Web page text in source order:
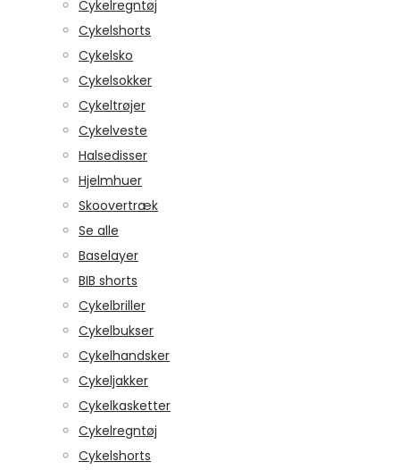
Cykelregntøj
Cykelshorts
Cykelsko
Cykelsokker
Cykeltrøjer
Cykelveste
Halsedisser
Hjelmhuer
Skoovertræk
Se alle
Baselayer
BIB shorts
Cykelbriller
Cykelbukser
Cykelhandsker
Cykeljakker
Cykelkasketter
Cykelregntøj
Cykelshorts